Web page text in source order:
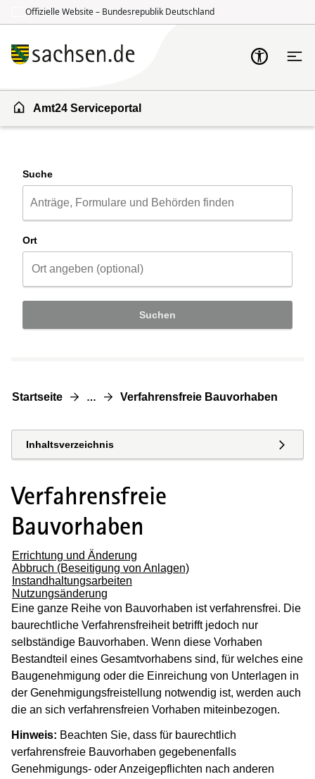
Offizielle Website – Bundesrepublik Deutschland
Amt24 Serviceportal
Suche
Ort
Suchen
Startseite … Verfahrensfreie Bauvorhaben
Inhaltsverzeichnis
Verfahrensfreie
Bauvorhaben
Errichtung und Änderung
Abbruch (Beseitigung von Anlagen)
Instandhaltungsarbeiten
Nutzungsänderung
Eine ganze Reihe von Bauvorhaben ist verfahrensfrei. Die
baurechtliche Verfahrensfreiheit betrifft jedoch nur
selbständige Bauvorhaben. Wenn diese Vorhaben
Bestandteil eines Gesamtvorhabens sind, für welches eine
Baugenehmigung oder die Einreichung von Unterlagen in
der Genehmigungsfreistellung notwendig ist, werden auch
die an sich verfahrensfreien Vorhaben miteinbezogen.
Hinweis: Beachten Sie, dass für baurechtlich
verfahrensfreie Bauvorhaben gegebenenfalls
Genehmigungs- oder Anzeigepflichten nach anderen